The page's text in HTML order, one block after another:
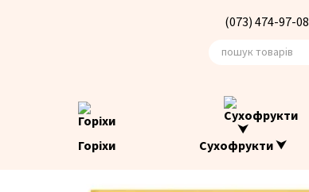
(073) 474-97-08
Горіхи Сухофрукти ⮟